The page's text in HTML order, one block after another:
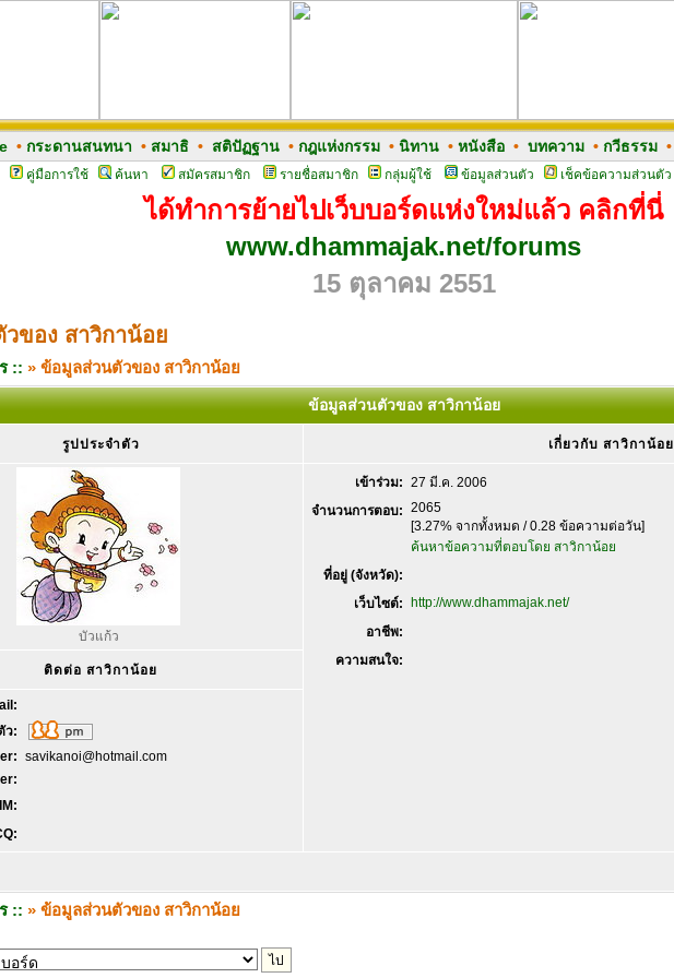
• กระดานสนทนา • สมาธิ• สติปัฏฐาน• กฎแห่งกรรม• นิทาน• หนังสือ• บทความ• กวีธรรม•
คู่มือการใช้ ค้นหา สมัครสมาชิก รายชื่อสมาชิก กลุ่มผู้ใช้ ข้อมูลส่วนตัว เช็คข้อความส่วนตัว
ได้ทำการย้ายไปเว็บบอร์ดแห่งใหม่แล้ว คลิกที่นี่
www.dhammajak.net/forums
15 ตุลาคม 2551
ของ สาวิกาน้อย
:: » ข้อมูลส่วนตัวของ สาวิกาน้อย
ข้อมูลส่วนตัวของ สาวิกาน้อย
รูปประจำตัว เกี่ยวกับ สาวิกาน้อย
บัวแก้ว
เข้าร่วม: 27 มี.ค. 2006
จำนวนการตอบ: 2065
[3.27% จากทั้งหมด / 0.28 ข้อความต่อวัน]
ค้นหาข้อความที่ตอบโดย สาวิกาน้อย
ที่อยู่ (จังหวัด):
เว็บไซต์:
http://www.dhammajak.net/
อาชีพ:
ความสนใจ:
ติดต่อ สาวิกาน้อย
ว:
savikanoi@hotmail.com
:: » ข้อมูลส่วนตัวของ สาวิกาน้อย